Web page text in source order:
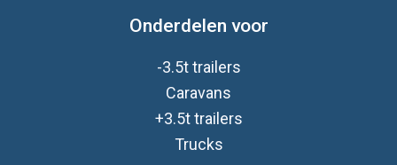
Onderdelen voor
-3.5t trailers
Caravans
+3.5t trailers
Trucks